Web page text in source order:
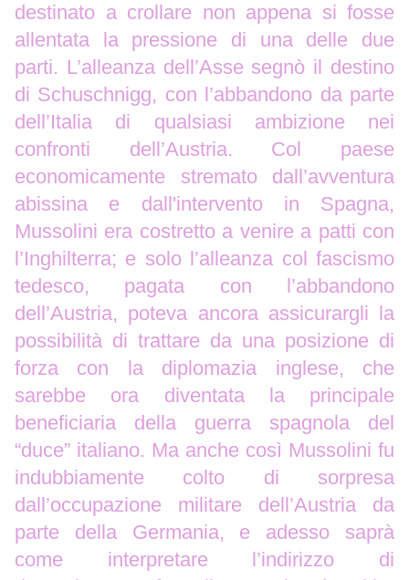
destinato a crollare non appena si fosse
allentata la pressione di una delle due
parti. L’alleanza dell’Asse segnò il destino
di Schuschnigg, con l’abbandono da parte
dell’Italia di qualsiasi ambizione nei
confronti dell’Austria. Col paese
economicamente stremato dall’avventura
abissina e dall'intervento in Spagna,
Mussolini era costretto a venire a patti con
l’Inghilterra; e solo l’alleanza col fascismo
tedesco, pagata con l’abbandono
dell’Austria, poteva ancora assicurargli la
possibilità di trattare da una posizione di
forza con la diplomazia inglese, che
sarebbe ora diventata la principale
beneficiaria della guerra spagnola del
“duce” italiano. Ma anche così Mussolini fu
indubbiamente colto di sorpresa
dall’occupazione militare dell’Austria da
parte della Germania, e adesso saprà
come interpretare l’indirizzo di